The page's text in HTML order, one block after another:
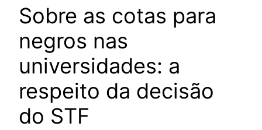
Sobre as cotas para
negros nas
universidades: a
respeito da decisão
do STF